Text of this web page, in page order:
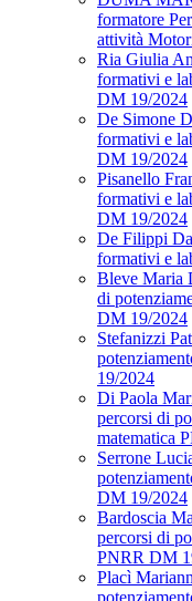
formatore
attività
Ria Giulia
formativi e
DM 19/2024
De Simone
formativi e
DM 19/2024
Pisanello
formativi e
DM 19/2024
De Filippi
formativi e
Bleve Maria
di
DM 19/2024
Stefanizzi
19/2024
Di Paola
percorsi di
matematica
Serrone
DM 19/2024
Bardoscia
percorsi di
PNRR DM
Placì